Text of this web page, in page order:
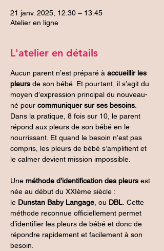
21 janv. 2025, 12:30 – 13:45
Atelier en ligne
L'atelier en détails
Aucun parent n’est préparé à accueillir les
pleurs de son bébé. Et pourtant, il s’agit du
moyen d’expression principal du nouveau-
né pour communiquer sur ses besoins
Dans la pratique, 8 fois sur 10, le parent
répond aux pleurs de son bébé en le
nourrissant. Et quand le besoin n’est pas
compris, les pleurs de bébé s’amplifient et
le calmer devient mission impossible.
Une méthode d’identification des pleurs est
née au début du XXIème siècle :
le Dunstan Baby Langage , ou DBL . Cette
méthode reconnue officiellement permet
d’identifier les pleurs de bébé et donc de
répondre rapidement et facilement à son
besoin.